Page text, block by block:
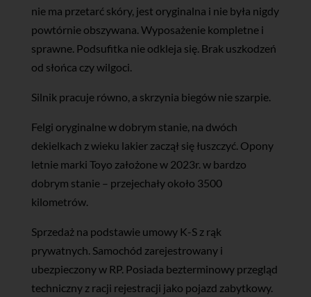
nie ma przetarć skóry, jest oryginalna i nie była nigdy
powtórnie obszywana. Wyposażenie kompletne i
sprawne. Podsufitka nie odkleja się. Brak uszkodzeń
od słońca czy wilgoci.
Silnik pracuje równo, a skrzynia biegów nie szarpie.
Felgi oryginalne w dobrym stanie, na dwóch
dekielkach z wieku lakier zaczął się łuszczyć. Opony
letnie marki Toyo założone w 2023r. w bardzo
dobrym stanie – przejechały około 3500
kilometrów.
Sprzedaż na podstawie umowy K-S z rąk
prywatnych. Samochód zarejestrowany i
ubezpieczony w RP. Posiada bezterminowy przegląd
techniczny z racji rejestracji jako pojazd zabytkowy.